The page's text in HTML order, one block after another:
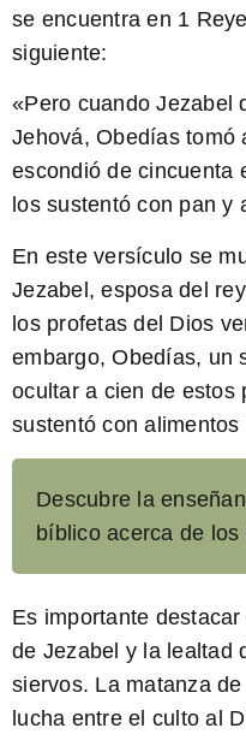
se encuentra en 1
siguiente:
«Pero cuando Jezabel
Jehová, Obedías tomó
escondió de cincuenta
los sustentó con pan y
En este versículo se
Jezabel, esposa del
los profetas del Dios
embargo, Obedías, un
ocultar a cien de estos
sustentó con alimentos
Descubre la
bíblico acerca de
Es importante
de Jezabel y la lealtad
siervos. La matanza
lucha entre el culto al